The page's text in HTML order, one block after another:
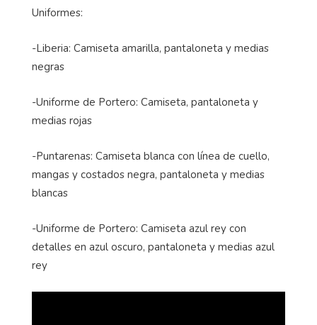
Uniformes:
-Liberia: Camiseta amarilla, pantaloneta y medias
negras
-Uniforme de Portero: Camiseta, pantaloneta y
medias rojas
-Puntarenas: Camiseta blanca con línea de cuello,
mangas y costados negra, pantaloneta y medias
blancas
-Uniforme de Portero: Camiseta azul rey con
detalles en azul oscuro, pantaloneta y medias azul
rey